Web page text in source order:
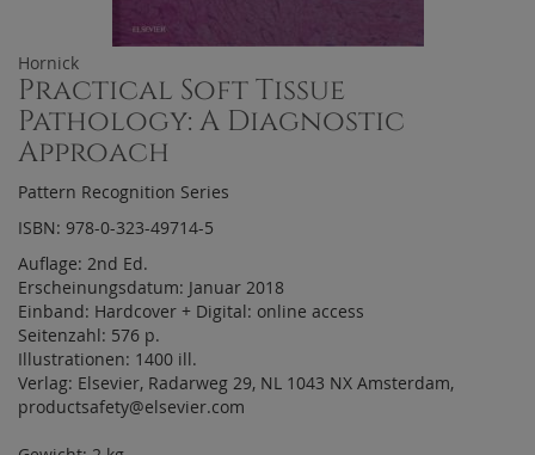
Hornick
Practical Soft Tissue
Pathology: A Diagnostic
Approach
Pattern Recognition Series
ISBN: 978-0-323-49714-5
Auflage: 2nd Ed.
Erscheinungsdatum: Januar 2018
Einband: Hardcover + Digital: online access
Seitenzahl: 576 p.
Illustrationen: 1400 ill.
Verlag: Elsevier, Radarweg 29, NL 1043 NX Amsterdam,
productsafety@elsevier.com